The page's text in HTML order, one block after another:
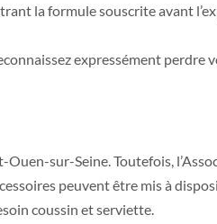
la formule souscrite avant
expressément perdre
Ouen-sur-Seine. Toutefois,
peuvent être mis à
coussin et serviette.